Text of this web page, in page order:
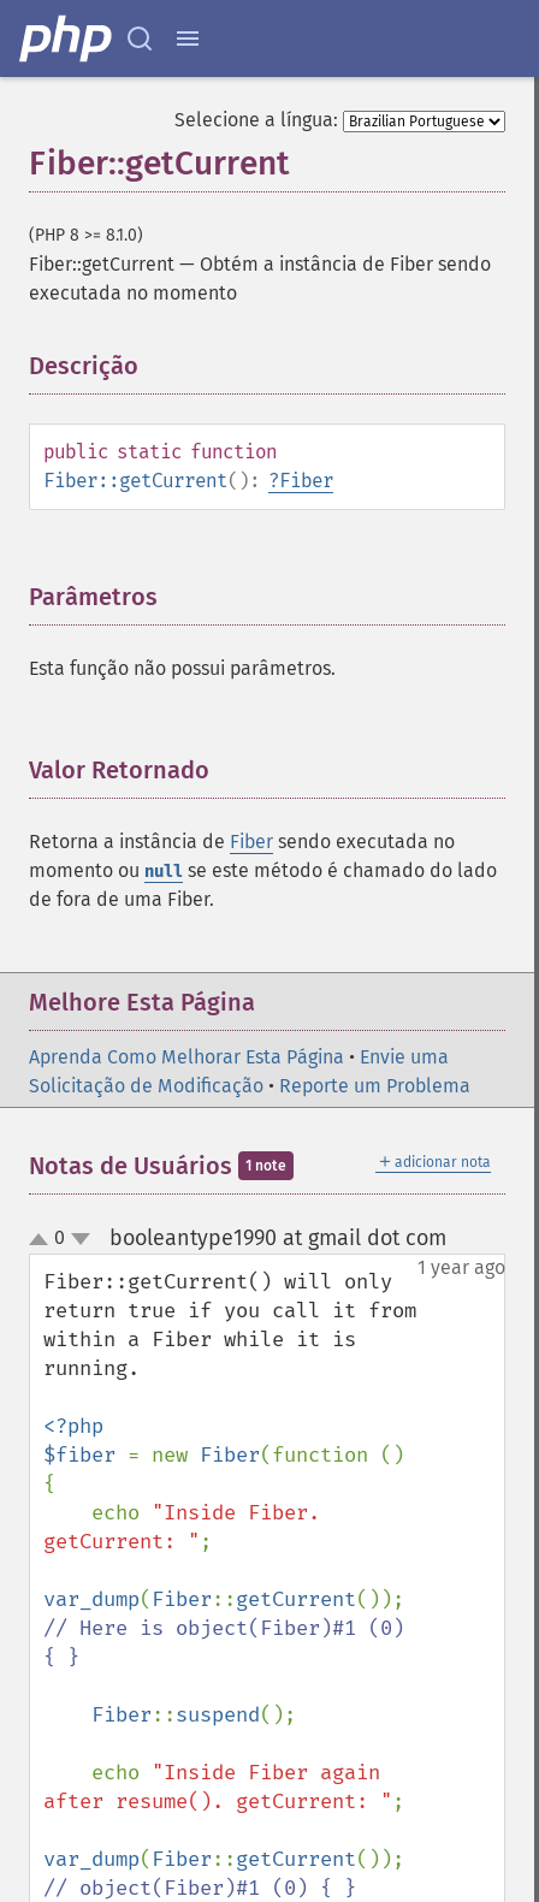
Selecione a língua:
Fiber::getCurrent
(PHP 8 >= 8.1.0)
Fiber::getCurrent — Obtém a instância de Fiber sendo
executada no momento
Descrição
public static function
Fiber::getCurrent(): ?Fiber
Parâmetros
Esta função não possui parâmetros.
Valor Retornado
Retorna a instância de Fiber sendo executada no
momento ou null se este método é chamado do lado
de fora de uma Fiber.
Melhore Esta Página
Aprenda Como Melhorar Esta Página • Envie uma
Solicitação de Modificação • Reporte um Problema
＋ adicionar nota
Notas de Usuários 1 note
up
down
0 booleantype1990 at gmail dot com
1 year ago
Fiber::getCurrent() will only
return true if you call it from
within a Fiber while it is
running.
<?php
$fiber = new Fiber(function ()
{
    echo
"Inside Fiber.
getCurrent: " ;
var_dump( Fiber::getCurrent
// Here is object(Fiber)#1 (0)
{ }
Fiber::suspend();
    echo
"Inside Fiber again
after resume(). getCurrent: " ;
var_dump( Fiber::getCurrent
// object(Fiber)#1 (0) { }